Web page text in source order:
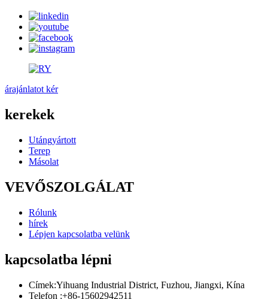
árajánlatot kér
kerekek
Utángyártott
Terep
Másolat
VEVŐSZOLGÁLAT
Rólunk
hírek
Lépjen kapcsolatba velünk
kapcsolatba lépni
Címek:Yihuang Industrial District, Fuzhou, Jiangxi, Kína
Telefon :+86-15602942511